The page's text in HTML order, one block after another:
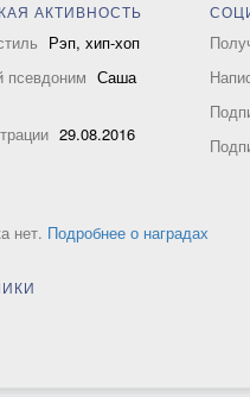
АКТИВНОСТЬ
Рэп, хип-хоп
псевдоним Саша
29.08.2016
нет. Подробнее о наградах